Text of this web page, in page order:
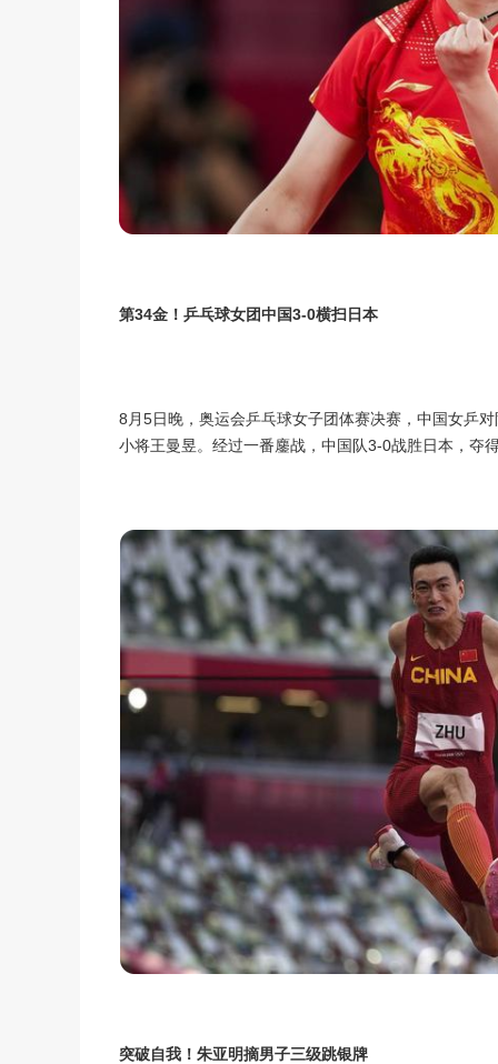
第34金！乒乓球女团中国3-0横扫日本
8月5日晚，奥运会乒乓球女子团体赛决赛，中国女乒
小将王曼昱。经过一番鏖战，中国队3-0战胜日本，夺
突破自我！朱亚明摘男子三级跳银牌